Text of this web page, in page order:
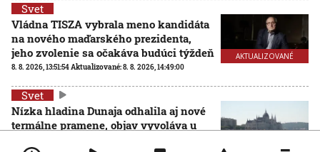
AKTUALIZOVANÉ
Svet
Vládna TISZA vybrala meno kandidáta
na nového maďarského prezidenta,
jeho zvolenie sa očakáva budúci týždeň
8. 8. 2026, 13:51:54Aktualizované:8. 8. 2026, 14:49:00
Svet
Nízka hladina Dunaja odhalila aj nové
termálne pramene, objav vyvoláva u